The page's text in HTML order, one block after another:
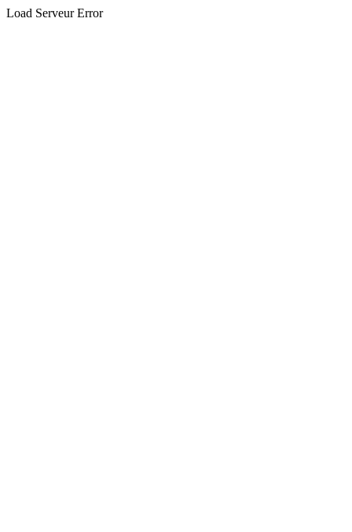
Load Serveur Error